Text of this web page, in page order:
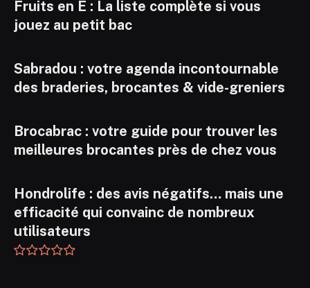
Fruits en E : La liste complète si vous
jouez au petit bac
Sabradou : votre agenda incontournable
des braderies, brocantes & vide-greniers
Brocabrac : votre guide pour trouver les
meilleures brocantes près de chez vous
Hondrolife : des avis négatifs… mais une
efficacité qui convainc de nombreux
utilisateurs